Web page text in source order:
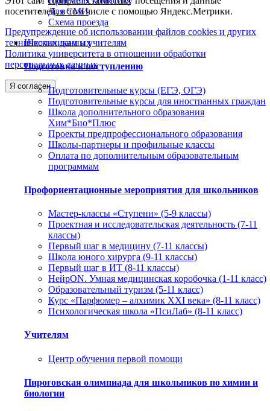
Для СМИ
Схема проезда
Школьникам и учителям
Подготовка к поступлению
Подготовительные курсы (ЕГЭ, ОГЭ)
Подготовительные курсы для иностранных граждан
Школа дополнительного образования
Хим*Био*Плюс
Проекты предпрофессионального образования
Школы-партнеры и профильные классы
Оплата по дополнительным образовательным
программам
Профориентационные мероприятия для школьников
Мастер-классы «Ступени» (5-9 классы)
Проектная и исследовательская деятельность (7-11
классы)
Первый шаг в медицину (7-11 классы)
Школа юного хирурга (9-11 классы)
Первый шаг в ИТ (8-11 классы)
НейрON. Умная медицинская коробочка (1-11 класс)
Образовательный туризм (5-11 класс)
Курс «Парфюмер – алхимик XXI века» (8-11 класс)
Психологическая школа «ПсиЛаб» (8-11 класс)
Учителям
Центр обучения первой помощи
Пироговская олимпиада для школьников по химии и
биологии
посетителей, в том числе с помощью Яндекс.Метрики.
Предупреждение об использовании файлов cookies и других
технических данных
Политика университета в отношении обработки
персональных данных
Я согласен